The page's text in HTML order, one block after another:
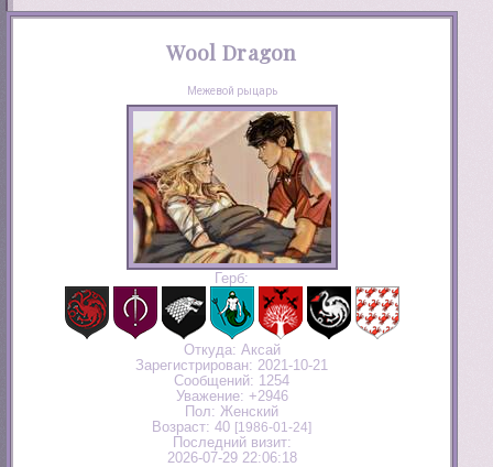
Wool Dragon
Межевой рыцарь
Герб:
Откуда: Аксай
Зарегистрирован: 2021-10-21
Сообщений: 1254
Уважение: +2946
Пол: Женский
Возраст: 40 [1986-01-24]
Последний визит:
2026-07-29 22:06:18